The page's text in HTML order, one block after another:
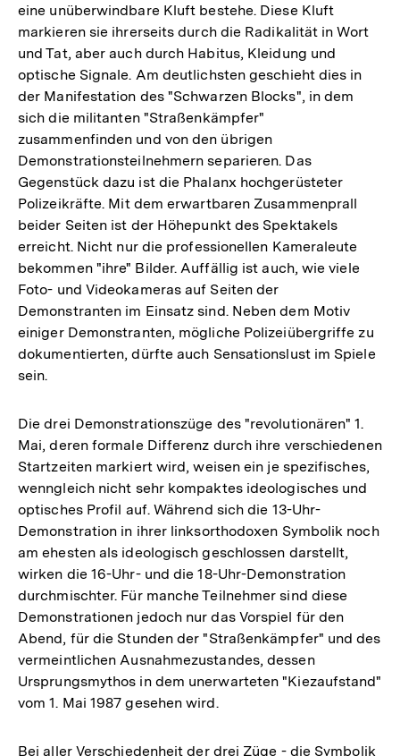
eine unüberwindbare Kluft bestehe. Diese Kluft
markieren sie ihrerseits durch die Radikalität in Wort
und Tat, aber auch durch Habitus, Kleidung und
optische Signale. Am deutlichsten geschieht dies in
der Manifestation des "Schwarzen Blocks", in dem
sich die militanten "Straßenkämpfer"
zusammenfinden und von den übrigen
Demonstrationsteilnehmern separieren. Das
Gegenstück dazu ist die Phalanx hochgerüsteter
Polizeikräfte. Mit dem erwartbaren Zusammenprall
beider Seiten ist der Höhepunkt des Spektakels
erreicht. Nicht nur die professionellen Kameraleute
bekommen "ihre" Bilder. Auffällig ist auch, wie viele
Foto- und Videokameras auf Seiten der
Demonstranten im Einsatz sind. Neben dem Motiv
einiger Demonstranten, mögliche Polizeiübergriffe zu
dokumentierten, dürfte auch Sensationslust im Spiele
sein.
Die drei Demonstrationszüge des "revolutionären" 1.
Mai, deren formale Differenz durch ihre verschiedenen
Startzeiten markiert wird, weisen ein je spezifisches,
wenngleich nicht sehr kompaktes ideologisches und
optisches Profil auf. Während sich die 13-Uhr-
Demonstration in ihrer linksorthodoxen Symbolik noch
am ehesten als ideologisch geschlossen darstellt,
wirken die 16-Uhr- und die 18-Uhr-Demonstration
durchmischter. Für manche Teilnehmer sind diese
Demonstrationen jedoch nur das Vorspiel für den
Abend, für die Stunden der "Straßenkämpfer" und des
vermeintlichen Ausnahmezustandes, dessen
Ursprungsmythos in dem unerwarteten "Kiezaufstand"
vom 1. Mai 1987 gesehen wird.
Bei aller Verschiedenheit der drei Züge - die Symbolik